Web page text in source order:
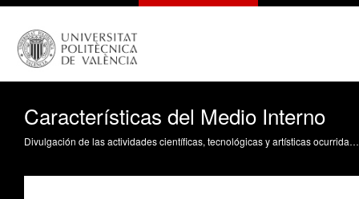
Características del Medio Interno
Divulgación de las actividades científicas, tecnológicas y artísticas ocurridas en los tres campus de la UPV